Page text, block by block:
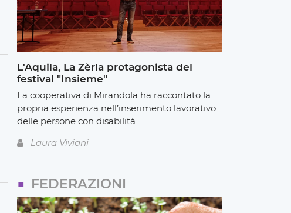
L'Aquila, La Zèrla protagonista del
festival "Insieme"
La cooperativa di Mirandola ha raccontato la
propria esperienza nell’inserimento lavorativo
delle persone con disabilità
Laura Viviani
FEDERAZIONI